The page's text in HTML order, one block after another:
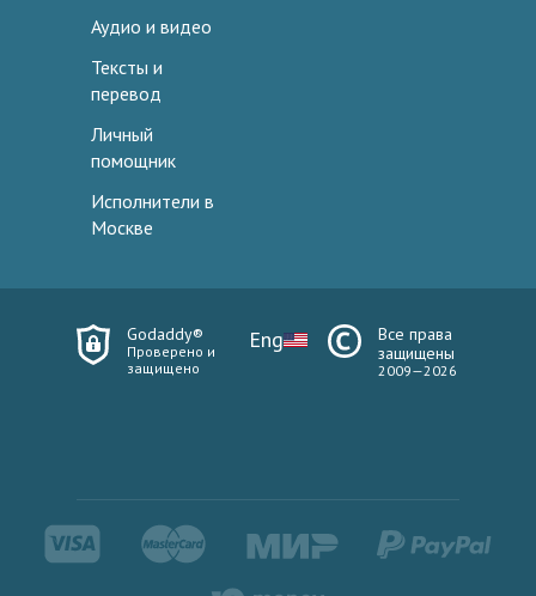
Аудио и видео
Тексты и
перевод
Личный
помощник
Исполнители в
Москве
Godaddy®
Проверено и
защищено
Eng
Все права
защищены
2009—2026